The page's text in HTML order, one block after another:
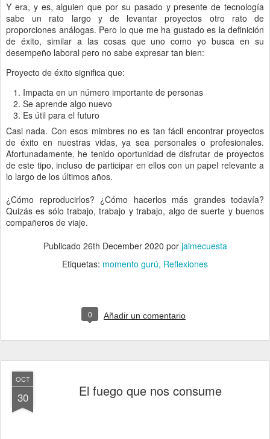
Y era, y es, alguien que por su pasado y presente de tecnología
sabe un rato largo y de levantar proyectos otro rato de
proporciones análogas. Pero lo que me ha gustado es la definición
de éxito, similar a las cosas que uno como yo busca en su
desempeño laboral pero no sabe expresar tan bien:
Proyecto de éxito significa que:
Impacta en un número importante de personas
Se aprende algo nuevo
Es útil para el futuro
Casi nada. Con esos mimbres no es tan fácil encontrar proyectos
de éxito en nuestras vidas, ya sea personales o profesionales.
Afortunadamente, he tenido oportunidad de disfrutar de proyectos
de este tipo, incluso de participar en ellos con un papel relevante a
lo largo de los últimos años.
¿Cómo reproducirlos? ¿Cómo hacerlos más grandes todavía?
Quizás es sólo trabajo, trabajo y trabajo, algo de suerte y buenos
compañeros de viaje.
Publicado 26th December 2020 por jaimecuesta
Etiquetas: momento gurú Reflexiones
0 Añadir un comentario
OCT
30 El fuego que nos consume